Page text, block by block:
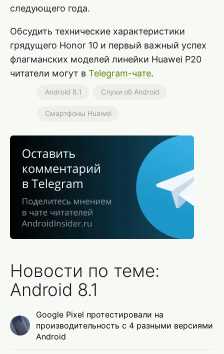
следующего года.
Обсудить технические характеристики
грядущего Honor 10 и первый важный успех
флагманских моделей линейки Huawei P20
читатели могут в Telegram-чате.
Android 8.1 Слухи об Android
Смартфоны Huawei
Новости по теме:
Android 8.1
Google Pixel протестировали на
производительность с 4 разными версиями
Android